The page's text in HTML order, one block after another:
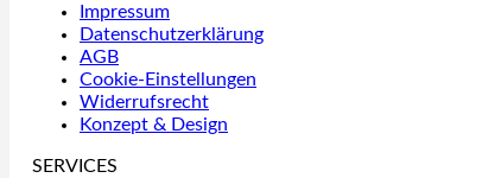
Impressum
Datenschutzerklärung
AGB
Cookie-Einstellungen
Widerrufsrecht
Konzept & Design
SERVICES